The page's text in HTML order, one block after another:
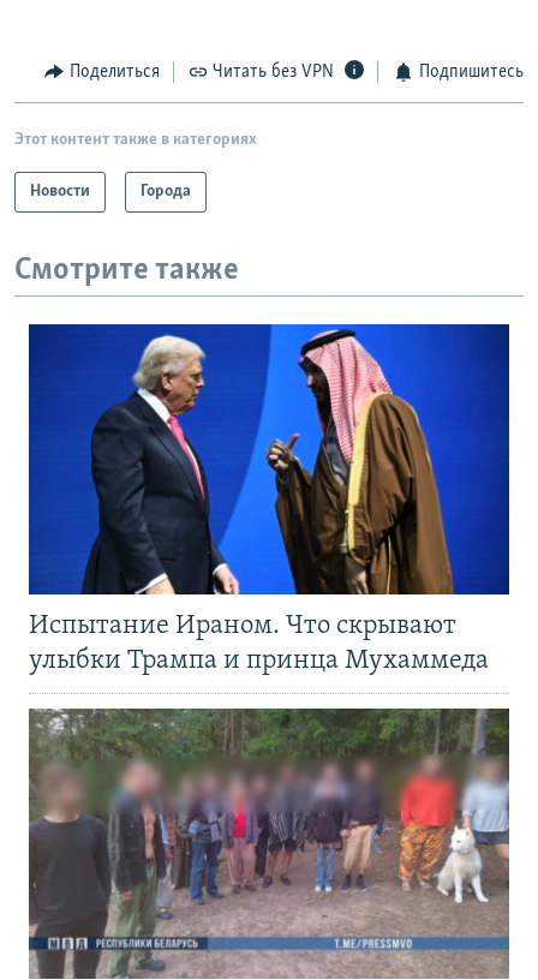
Поделиться Читать без VPN Подпишитесь
Этот контент также в категориях
Новости Города
Смотрите также
Испытание Ираном. Что скрывают
улыбки Трампа и принца Мухаммеда